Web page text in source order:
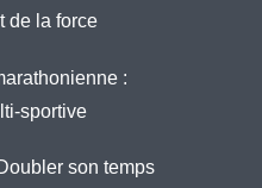
de la force
:
sportive
son temps